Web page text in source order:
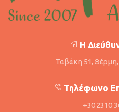
Η
Ταβάκη 51,
Τηλέφωνο
+30 2310